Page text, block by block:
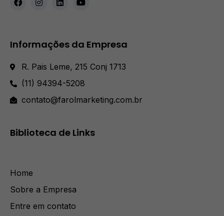
Informações da Empresa
R. Pais Leme, 215 Conj 1713
(11) 94394-5208
contato@farolmarketing.com.br
Biblioteca de Links
Home
Sobre a Empresa
Entre em contato